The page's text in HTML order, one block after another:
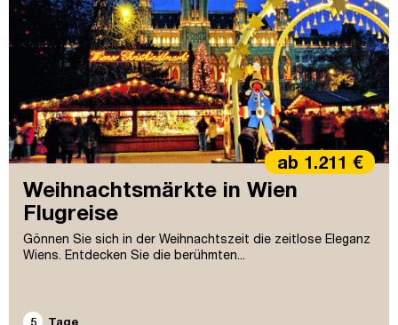
Weihnachtsmärkte in Wien
Flugreise
Gönnen Sie sich in der Weihnachtszeit die zeitlose Eleganz
Wiens. Entdecken Sie die berühmten...
ab 1.211 €
5 Tage